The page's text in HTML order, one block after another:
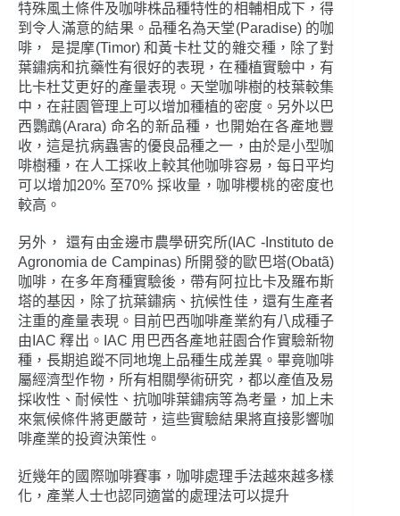
特殊風土條件及咖啡株品種特性的相輔相成下，得
到令人滿意的結果。品種名為天堂(Paradise) 的咖
啡， 是提摩(Timor) 和黃卡杜艾的雜交種，除了對
葉鏽病和抗藥性有很好的表現，在種植實驗中，有
比卡杜艾更好的產量表現。天堂咖啡樹的枝葉較集
中，在莊園管理上可以增加種植的密度。另外以巴
西鸚鵡(Arara) 命名的新品種，也開始在各產地豐
收，這是抗病蟲害的優良品種之一，由於是小型咖
啡樹種，在人工採收上較其他咖啡容易，每日平均
可以增加20% 至70% 採收量，咖啡櫻桃的密度也
較高。
另外， 還有由金邊市農學研究所(IAC -Instituto de
Agronomia de Campinas) 所開發的歐巴塔(Obatã)
咖啡，在多年育種實驗後，帶有阿拉比卡及羅布斯
塔的基因，除了抗葉鏽病、抗候性佳，還有生產者
注重的產量表現。目前巴西咖啡產業約有八成種子
由IAC 釋出。IAC 用巴西各產地莊園合作實驗新物
種，長期追蹤不同地塊上品種生成差異。畢竟咖啡
屬經濟型作物，所有相關學術研究，都以產值及易
採收性、耐候性、抗咖啡葉鏽病等為考量，加上未
來氣候條件將更嚴苛，這些實驗結果將直接影響咖
啡產業的投資決策性。
近幾年的國際咖啡賽事，咖啡處理手法越來越多樣
化，產業人士也認同適當的處理法可以提升